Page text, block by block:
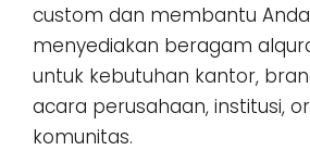
custom dan membantu
menyediakan beragam
untuk kebutuhan kantor,
acara perusahaan, institusi,
komunitas.